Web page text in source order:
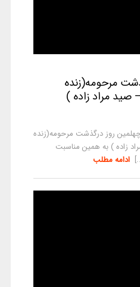
مرحومه(زنده
صید مراد زاده )
روز درگذشت مرحومه(زنده
زاده ) به همین مناسبت
ادامه مطلب